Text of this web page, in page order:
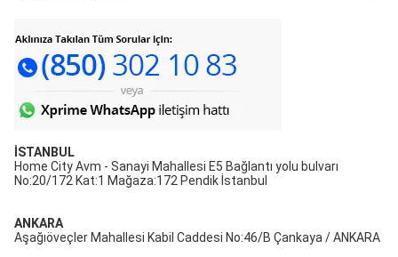
İSTANBUL
Home City Avm - Sanayi Mahallesi E5 Bağlantı yolu bulvarı
No:20/172 Kat:1 Mağaza:172 Pendik İstanbul
ANKARA
Aşağıöveçler Mahallesi Kabil Caddesi No:46/B Çankaya / ANKARA